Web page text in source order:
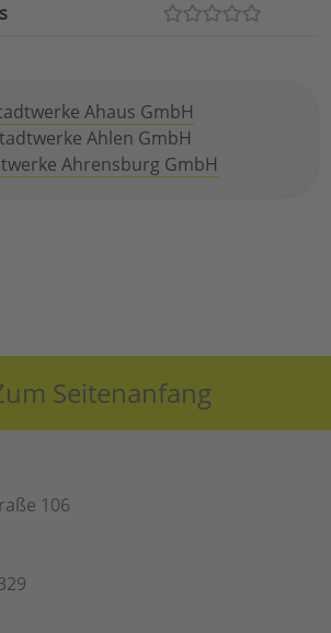
Ahaus GmbH
Ahlen GmbH
Ahrensburg GmbH
Seitenanfang
106